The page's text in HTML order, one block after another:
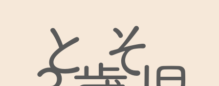
とそ